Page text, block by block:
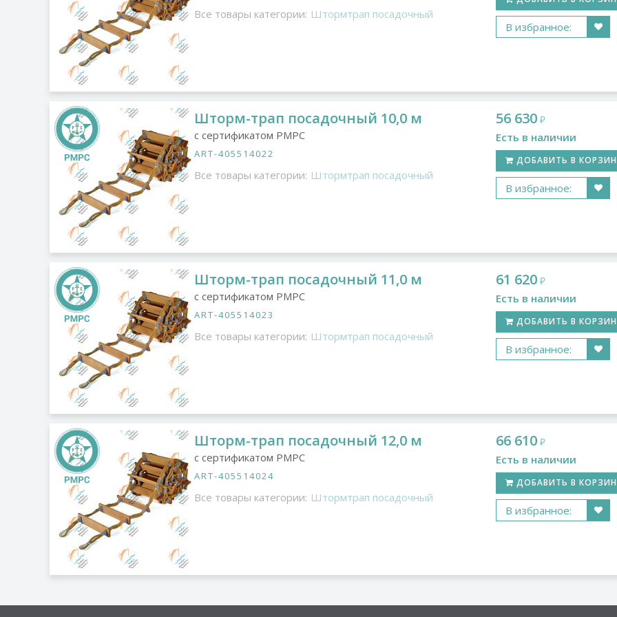
В избранное:
Все товары категории: Штормтрап посадочный
56 630 ₽
Есть в наличии
ДОБАВИТЬ В
В избранное:
Шторм-трап посадочный 10,0 м
с сертификатом РМРС
ART-405514022
Все товары категории: Штормтрап посадочный
61 620 ₽
Есть в наличии
ДОБАВИТЬ В
В избранное:
Шторм-трап посадочный 11,0 м
с сертификатом РМРС
ART-405514023
Все товары категории: Штормтрап посадочный
66 610 ₽
Есть в наличии
ДОБАВИТЬ В
В избранное:
Шторм-трап посадочный 12,0 м
с сертификатом РМРС
ART-405514024
Все товары категории: Штормтрап посадочный